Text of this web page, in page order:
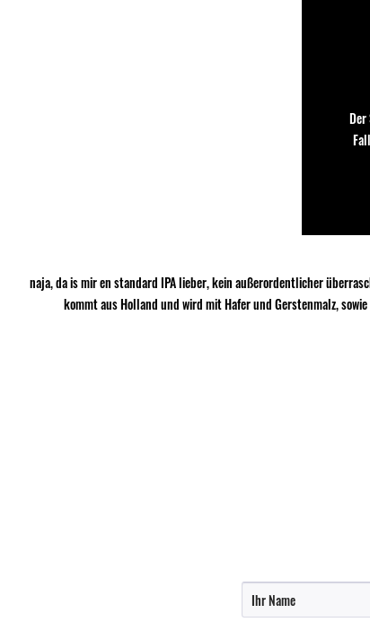
naja, da is mir en standard IPA lieber, kein außerordentlicher
kommt aus Holland und wird mit Hafer und Gerstenmalz,